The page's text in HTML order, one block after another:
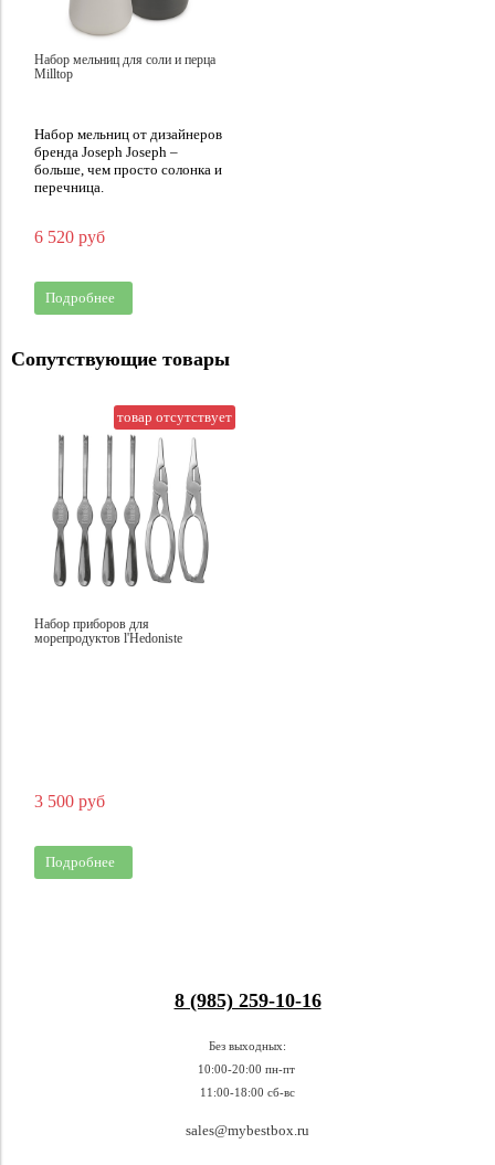
Набор мельниц для соли и перца
Milltop
Набор мельниц от дизайнеров
бренда Joseph Joseph –
больше, чем просто солонка и
перечница.
6 520 руб
Подробнее
Сопутствующие товары
товар отсутствует
Набор приборов для
морепродуктов l'Hedoniste
3 500 руб
Подробнее
8 (985) 259-10-16
Без выходных:
10:00-20:00 пн-пт
11:00-18:00 сб-вс
sales@mybestbox.ru